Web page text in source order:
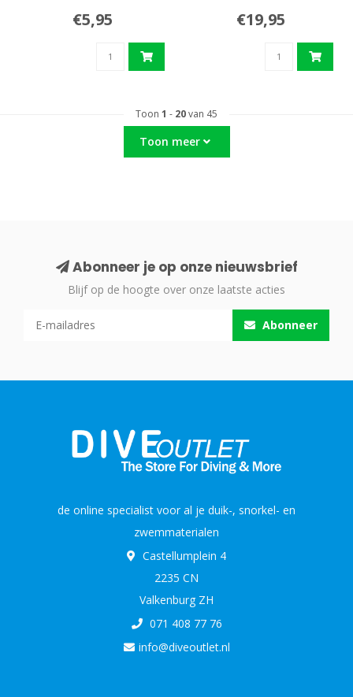
€5,95 €19,95
Toon 1 - 20van 45
Toon meer
Abonneer je op onze nieuwsbrief
Blijf op de hoogte over onze laatste acties
Abonneer
de online specialist voor al je duik-, snorkel- en
zwemmaterialen
Castellumplein 4
2235 CN
Valkenburg ZH
071 408 77 76
info@diveoutlet.nl